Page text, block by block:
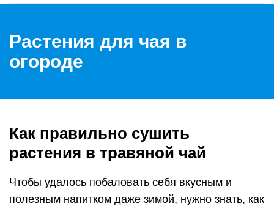
Растения для чая в
огороде
Как правильно сушить
растения в травяной чай
Чтобы удалось побаловать себя вкусным и
полезным напитком даже зимой, нужно знать, как